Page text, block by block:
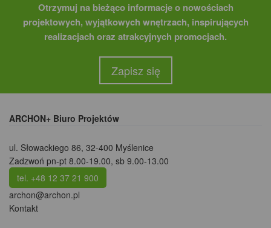
Otrzymuj na bieżąco informacje o nowościach
projektowych, wyjątkowych wnętrzach, inspirujących
realizacjach oraz atrakcyjnych promocjach.
Zapisz się
ARCHON+ Biuro Projektów
ul. Słowackiego 86, 32-400 Myślenice
Zadzwoń pn-pt 8.00-19.00, sb 9.00-13.00
tel. +48 12 37 21 900
archon@archon.pl
Kontakt